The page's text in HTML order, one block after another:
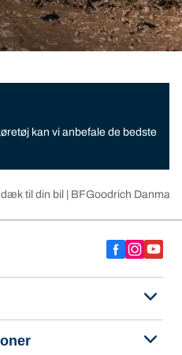
kan vi anbefale de bedste
til din bil | BFGoodrich Danmark